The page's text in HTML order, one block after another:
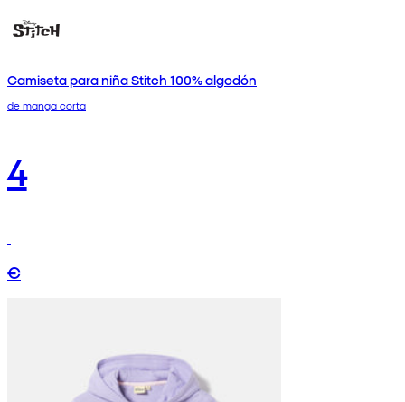
Camiseta para niña Stitch 100% algodón
de manga corta
4
€